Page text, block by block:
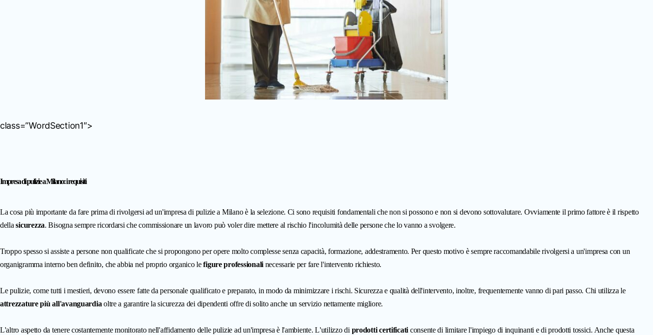
class=”WordSection1″>
Impresa di pulizie a Milano: i requisiti
La cosa più importante da fare prima di rivolgersi ad un'impresa di pulizie a Milano è la selezione. Ci sono requisiti fondamentali che non si possono e non si devono sottovalutare. Ovviamente il primo fattore è il rispetto
dellasicurezza. Bisogna sempre ricordarsi che commissionare un lavoro può voler dire mettere al rischio l'incolumità delle persone che lo vanno a svolgere.
Troppo spesso si assiste a persone non qualificate che si propongono per opere molto complesse senza capacità, formazione, addestramento. Per questo motivo è sempre raccomandabile rivolgersi a un'impresa con un
organigramma interno ben definito, che abbia nel proprio organico lefigure professionalinecessarie per fare l'intervento richiesto.
Le pulizie, come tutti i mestieri, devono essere fatte da personale qualificato e preparato, in modo da minimizzare i rischi. Sicurezza e qualità dell'intervento, inoltre, frequentemente vanno di pari passo. Chi utilizza le
attrezzature più all'avanguardia oltre a garantire la sicurezza dei dipendenti offre di solito anche un servizio nettamente migliore.
L'altro aspetto da tenere costantemente monitorato nell'affidamento delle pulizie ad un'impresa è l'ambiente. L'utilizzo di prodotti certificati consente di limitare l'impiego di inquinanti e di prodotti tossici. Anche questa